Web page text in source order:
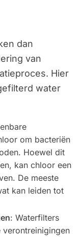
dan
van
Hier
water
om bacteriën
Hoewel dit
kan chloor een
De meeste
kan leiden tot
: Waterfilters
verontreinigingen